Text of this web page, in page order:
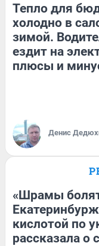
Тепло для
холодно в
зимой.
ездит на
плюсы и
Денис
«Шрамы
кислотой по
рассказала о